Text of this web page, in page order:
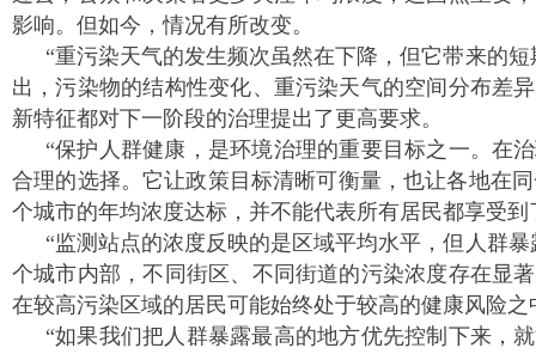
影响。但如今，情况有所改变。
“重污染天气的发生频次虽然在下降，但它带来的
出，污染物的结构性变化、重污染天气的空间分布差
新特征都对下一阶段的治理提出了更高要求。
“保护人群健康，是环境治理的重要目标之一。在
合理的选择。它让政策目标清晰可衡量，也让各地在
个城市的年均浓度达标，并不能代表所有居民都享受
“监测站点的浓度反映的是区域平均水平，但人群
个城市内部，不同街区、不同街道的污染浓度存在显
在较高污染区域的居民可能始终处于较高的健康风险之
“如果我们把人群暴露最高的地方优先控制下来，